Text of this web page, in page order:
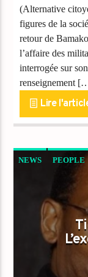
(Alternative
figures de la
retour de
l’affaire des
interrogée sur
renseignement
Lire
NEWS PEOPLE